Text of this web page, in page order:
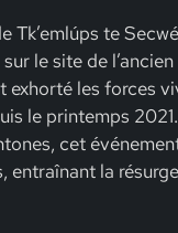
Tk’emlúps te
le site de
les forces
le printemps 2021.
cet
la